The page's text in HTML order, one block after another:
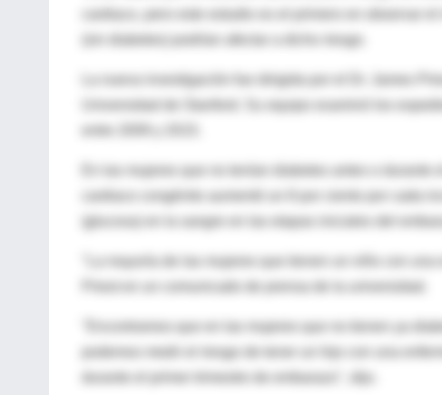
cardiaco, pero este estudio es el primero en observar
(sin diabetes) podrían afectar a dicho riesgo.
La nueva investigación fue dirigida por el Dr. James
Universidad de Stanford. Su equipo examinó los
En las mujeres que no tenían diabetes antes o
cardiaco congénito aumentó un 8 por ciento por cada
(glucosa) en la sangre en las etapas iniciales del
"La mayoría de las mujeres que tienen un niño con
podemos medir el riesgo de tener un hijo con una